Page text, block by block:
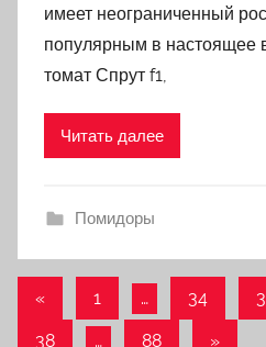
имеет неограниченный
популярным в настоящее
томат Спрут f1,
Читать далее
Помидоры
Навигация
« Предыдущие
записи
1 … 34
38 … 88 »